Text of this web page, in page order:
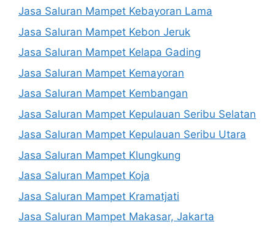
Jasa Saluran Mampet Kebayoran Lama
Jasa Saluran Mampet Kebon Jeruk
Jasa Saluran Mampet Kelapa Gading
Jasa Saluran Mampet Kemayoran
Jasa Saluran Mampet Kembangan
Jasa Saluran Mampet Kepulauan Seribu Selatan
Jasa Saluran Mampet Kepulauan Seribu Utara
Jasa Saluran Mampet Klungkung
Jasa Saluran Mampet Koja
Jasa Saluran Mampet Kramatjati
Jasa Saluran Mampet Makasar, Jakarta